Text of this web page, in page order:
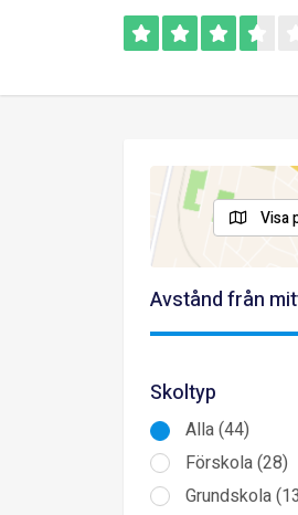
Visa
Avstånd från
Skoltyp
Alla (44)
Förskola (28)
Grundskola